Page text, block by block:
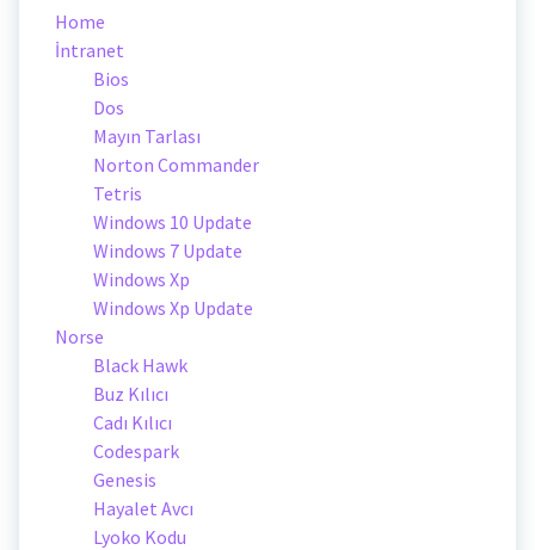
Home
İntranet
Bios
Dos
Mayın Tarlası
Norton Commander
Tetris
Windows 10 Update
Windows 7 Update
Windows Xp
Windows Xp Update
Norse
Black Hawk
Buz Kılıcı
Cadı Kılıcı
Codespark
Genesis
Hayalet Avcı
Lyoko Kodu